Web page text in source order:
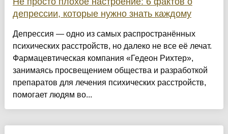
депрессии, которые нужно знать каждому
Депрессия — одно из самых распространённых
психических расстройств, но далеко не все её лечат.
Фармацевтическая компания «Гедеон Рихтер»,
занимаясь просвещением общества и разработкой
препаратов для лечения психических расстройств,
помогает людям во...